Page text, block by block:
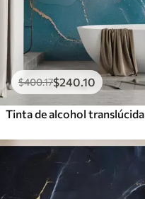
$400.17$240.10
Tinta de alcohol translúcida